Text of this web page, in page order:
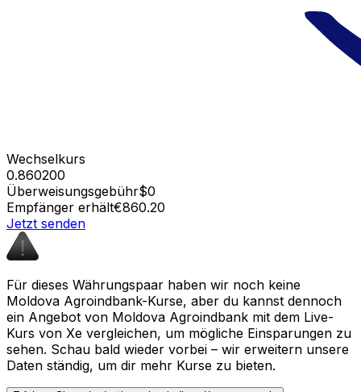
Wechselkurs
0.860200
Überweisungsgebühr$0
Empfänger erhält€860.20
Jetzt senden
Für dieses Währungspaar haben wir noch keine
Moldova Agroindbank-Kurse, aber du kannst dennoch
ein Angebot von Moldova Agroindbank mit dem Live-
Kurs von Xe vergleichen, um mögliche Einsparungen zu
sehen. Schau bald wieder vorbei – wir erweitern unsere
Daten ständig, um dir mehr Kurse zu bieten.